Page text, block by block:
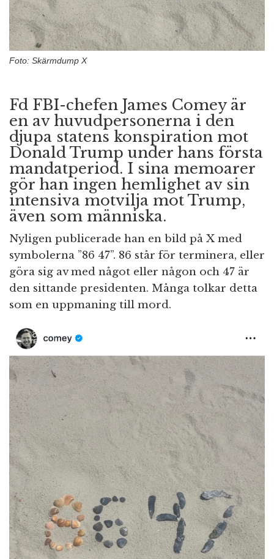
Foto: Skärmdump X
Fd FBI-chefen James Comey är
en av huvudpersonerna i den
djupa statens konspiration mot
Donald Trump under hans första
mandatperiod. I sina memoarer
gör han ingen hemlighet av sin
intensiva motvilja mot Trump,
även som människa.
Nyligen publicerade han en bild på X med
symbolerna ”86 47”. 86 står för terminera, eller
göra sig av med något eller någon och 47 är
den sittande presidenten. Många tolkar detta
som en uppmaning till mord.